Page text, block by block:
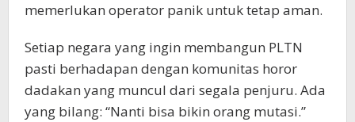
memerlukan operator panik untuk tetap aman.
Setiap negara yang ingin membangun PLTN
pasti berhadapan dengan komunitas horor
dadakan yang muncul dari segala penjuru. Ada
yang bilang: “Nanti bisa bikin orang mutasi.”